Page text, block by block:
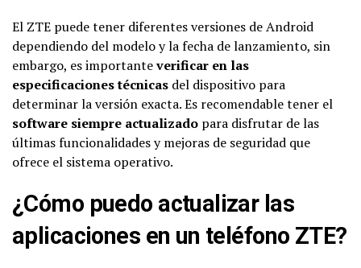
El ZTE puede tener diferentes versiones de Android
dependiendo del modelo y la fecha de lanzamiento, sin
embargo, es importanteverificar en las
especificaciones técnicas del dispositivo para
determinar la versión exacta. Es recomendable tener el
software siempre actualizado para disfrutar de las
últimas funcionalidades y mejoras de seguridad que
ofrece el sistema operativo.
¿Cómo puedo actualizar las
aplicaciones en un teléfono ZTE?